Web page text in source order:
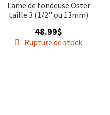
Lame de tondeuse Oster
taille 3 (1/2'' ou 13mm)
48.99$
Rupture de stock